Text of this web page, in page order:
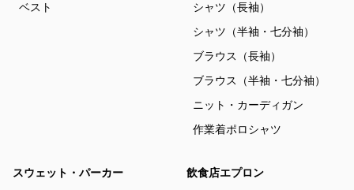
ベスト
シャツ（長袖）
シャツ（半袖・七分袖）
ブラウス（長袖）
ブラウス（半袖・七分袖）
ニット・カーディガン
作業着ポロシャツ
スウェット・パーカー
飲食店エプロン